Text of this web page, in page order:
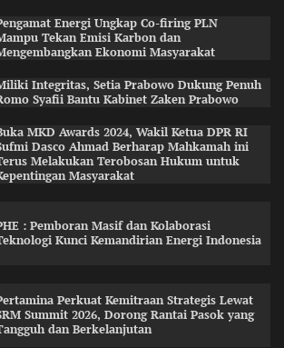
Energi Ungkap Co-firing PLN
Tekan Emisi Karbon dan
Ekonomi Masyarakat
Integritas, Setia Prabowo Dukung Penuh
Syafii Bantu Kabinet Zaken Prabowo
MKD Awards 2024, Wakil Ketua DPR RI
Dasco Ahmad Berharap Mahkamah ini
Melakukan Terobosan Hukum untuk
Masyarakat
: Pemboran Masif dan Kolaborasi
Kunci Kemandirian Energi Indonesia
Perkuat Kemitraan Strategis Lewat
Summit 2026, Dorong Rantai Pasok yang
dan Berkelanjutan